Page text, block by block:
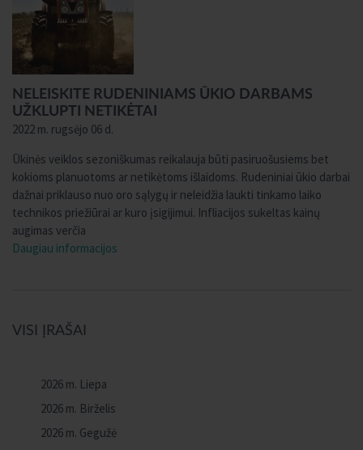
NELEISKITE RUDENINIAMS ŪKIO DARBAMS
UŽKLUPTI NETIKĖTAI
2022 m. rugsėjo 06 d.
Ūkinės veiklos sezoniškumas reikalauja būti pasiruošusiems bet
kokioms planuotoms ar netikėtoms išlaidoms. Rudeniniai ūkio darbai
dažnai priklauso nuo oro sąlygų ir neleidžia laukti tinkamo laiko
technikos priežiūrai ar kuro įsigijimui. Infliacijos sukeltas kainų
augimas verčia
Daugiau informacijos
VISI ĮRAŠAI
2026 m. Liepa
2026 m. Birželis
2026 m. Gegužė